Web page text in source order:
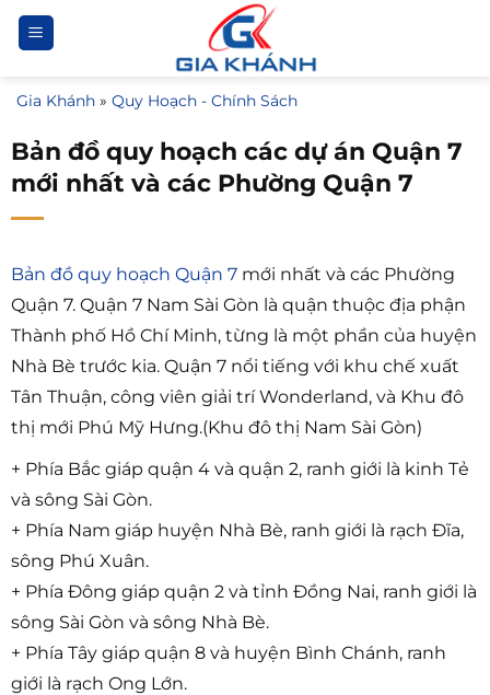
Bỏ
qua
dung
Gia Khánh » Quy Hoạch - Chính Sách
Bản đồ quy hoạch các dự án Quận 7
mới nhất và các Phường Quận 7
Bản đồ quy hoạch Quận 7 mới nhất và các Phường
Quận 7. Quận 7 Nam Sài Gòn là quận thuộc địa phận
Thành phố Hồ Chí Minh, từng là một phần của huyện
Nhà Bè trước kia. Quận 7 nổi tiếng với khu chế xuất
Tân Thuận, công viên giải trí Wonderland, và Khu đô
thị mới Phú Mỹ Hưng.(Khu đô thị Nam Sài Gòn)
+ Phía Bắc giáp quận 4 và quận 2, ranh giới là kinh Tẻ
và sông Sài Gòn.
+ Phía Nam giáp huyện Nhà Bè, ranh giới là rạch Đĩa,
sông Phú Xuân.
+ Phía Đông giáp quận 2 và tỉnh Đồng Nai, ranh giới là
sông Sài Gòn và sông Nhà Bè.
+ Phía Tây giáp quận 8 và huyện Bình Chánh, ranh
giới là rạch Ong Lớn.